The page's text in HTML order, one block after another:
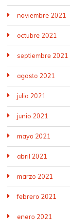
noviembre 2021
octubre 2021
septiembre 2021
agosto 2021
julio 2021
junio 2021
mayo 2021
abril 2021
marzo 2021
febrero 2021
enero 2021